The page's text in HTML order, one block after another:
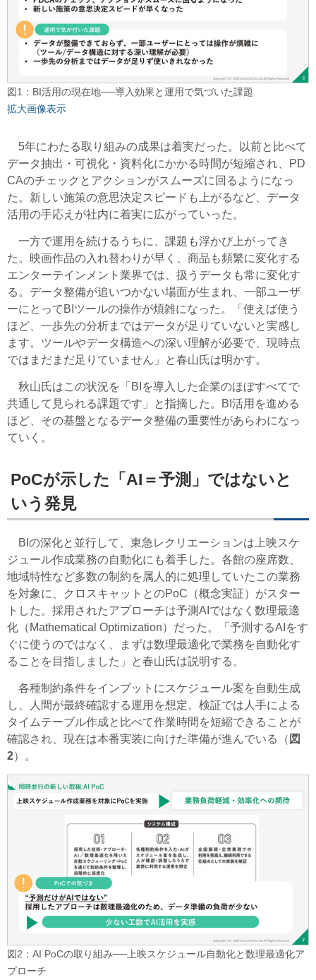
図1：BI活用の現在地──導入効果と運用で気づいた課題
拡大画像表示
5年にわたる取り組みの成果は着実だった。以前と比べて
データ抽出・可視化・資料化にかかる時間が短縮され、PD
CAのチェックとアクションがスムーズに回るようになっ
た。新しい施策の意思決定スピードも上がるなど、データ
活用の手応えが社内に着実に広がっていった。
一方で運用を続けるうちに、課題も浮かび上がってき
た。映画作品の入れ替わりが早く、商品も頻繁に変化する
エンターテインメント業界では、扱うデータも常に変化す
る。データ整備が追いつかない場面が生まれ、一部ユーザ
ーにとってBIツールの操作が煩雑になった。「使えば使う
ほど、一歩先の分析まではデータが足りていないと実感し
ます。ツールやデータ構造への深い理解が必要で、現時点
ではまだまだ足りていません」と春山氏は明かす。
秋山氏はこの状況を「BIを導入した企業のほぼすべてで
共通して見られる課題です」と指摘した。BI活用を進める
ほど、その基盤となるデータ整備の重要性があらわになっ
ていく。
PoCが示した「AI＝予測」ではないと
いう発見
BIの深化と並行して、東急レクリエーションは上映スケ
ジュール作成業務の自動化にも着手した。各館の座席数、
地域特性など多数の制約を属人的に処理していたこの業務
を対象に、クロスキャットとのPoC（概念実証）がスター
トした。採用されたアプローチは予測AIではなく数理最適
化（Mathematical Optimization）だった。「予測するAIをす
ぐに使うのではなく、まずは数理最適化で業務を自動化す
ることを目指しました」と春山氏は説明する。
各種制約条件をインプットにスケジュール案を自動生成
し、人間が最終確認する運用を想定。検証では人手による
タイムテーブル作成と比べて作業時間を短縮できることが
確認され、現在は本番実装に向けた準備が進んでいる（ 図
2）。
図2：AI PoCの取り組み──上映スケジュール自動化と数理最適化ア
プローチ